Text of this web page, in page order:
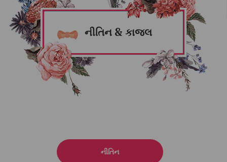
નીતિન & કાજલ
નીતિન